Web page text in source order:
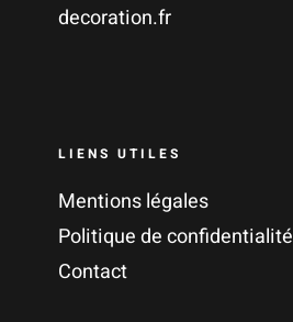
decoration.fr
LIENS UTILES
Mentions légales
Politique de confidentialité
Contact